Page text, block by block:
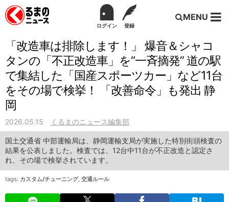
ログイン 登録
MENU
「改造車は排除します！」 爆音＆シャコ
タンの「不正改造車」を“一斉摘発” 道の駅
で集結した「国産スポーツカー」など11台
をその場で検挙！ 「改善命令」も発出 静
岡
2026.05.15 くるまのニュース編集部
国土交通省 中部運輸局は、静岡運輸支局が実施した特別街頭検査の
結果を公表しました。検査では、12台中11台が不正改造と認定さ
れ、その場で検挙されています。
tags: カスタム/チューニング, 交通ルール